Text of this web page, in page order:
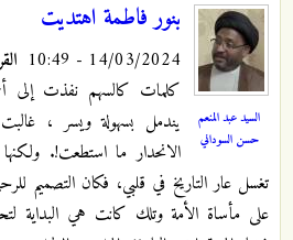
السيد عبد المنعم
حسن السوداني
بنور فاطمة اهتديت
14/03/2024 - 10:49
كلمات كالسهم نفذت إلى
يندمل بسهولة ويسر ،
الانحدار ما استطعت!.
تغسل عار التاريخ في قلبي، فكان التصميم
على مأساة الأمة وتلك كانت هي البداية